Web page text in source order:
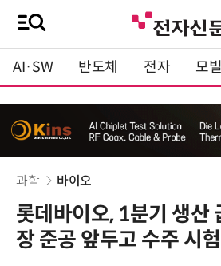
AI·SW 반도체 전자 모
과학 바이오
롯데바이오, 1분기 생
장 준공 앞두고 수주 시